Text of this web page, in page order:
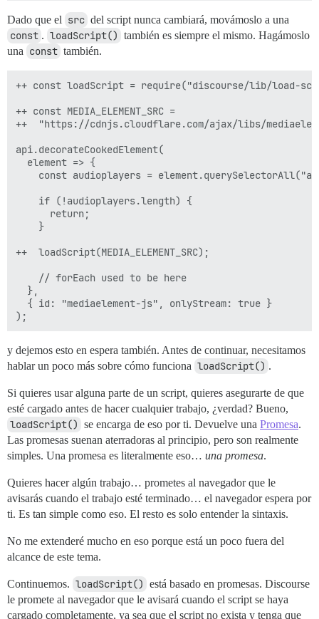
Dado que el src del script nunca cambiará, movámoslo a una
const . loadScript() también es siempre el mismo. Hagámoslo
una const también.
++ const loadScript = require("discourse/lib/load-
++ const MEDIA_ELEMENT_SRC =
++  "https://cdnjs.cloudflare.com/ajax/libs/
api.decorateCookedElement(
  element => {
const audioplayers =
    if (!audioplayers.length) {
      return;
    }
++  loadScript(MEDIA_ELEMENT_SRC);
    // forEach used to be here
  },
  { id: "mediaelement-js", onlyStream: true }
y dejemos esto en espera también. Antes de continuar, necesitamos
hablar un poco más sobre cómo funciona loadScript() .
Si quieres usar alguna parte de un script, quieres asegurarte de que
esté cargado antes de hacer cualquier trabajo, ¿verdad? Bueno,
loadScript() se encarga de eso por ti. Devuelve una Promesa.
Las promesas suenan aterradoras al principio, pero son realmente
simples. Una promesa es literalmente eso… una promesa.
Quieres hacer algún trabajo… prometes al navegador que le
avisarás cuando el trabajo esté terminado… el navegador espera por
ti. Es tan simple como eso. El resto es solo entender la sintaxis.
No me extenderé mucho en eso porque está un poco fuera del
alcance de este tema.
Continuemos. loadScript() está basado en promesas. Discourse
le promete al navegador que le avisará cuando el script se haya
cargado completamente, ya sea que el script no exista y tenga que